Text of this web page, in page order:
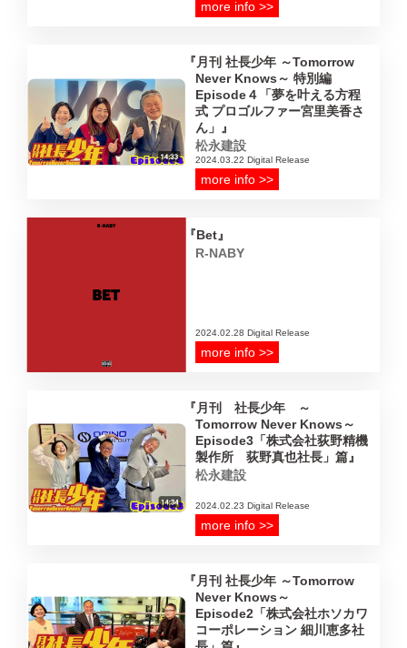
more info >>
月刊 社長少年 ～Tomorrow
Never Knows～ 特別編
Episode４「夢を叶える方程
式 プロゴルファー宮里美香さ
ん」
松永建設
2024.03.22 Digital Release
more info >>
Bet
R-NABY
2024.02.28 Digital Release
more info >>
月刊 社長少年 ～
Tomorrow Never Knows～
Episode3「株式会社荻野精機
製作所 荻野真也社長」篇
松永建設
2024.02.23 Digital Release
more info >>
月刊 社長少年 ～Tomorrow
Never Knows～
Episode2「株式会社ホソカワ
コーポレーション 細川恵多社